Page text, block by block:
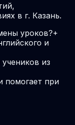
в г. Казань.
уроков?+
и
из
помогает при